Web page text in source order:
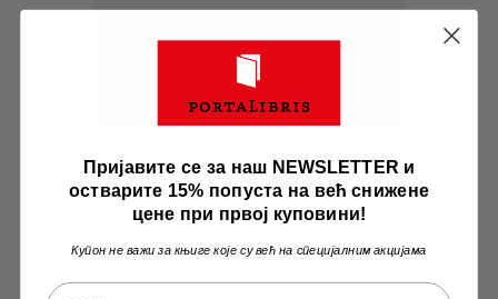
Испод Земље Или Моја Тамновања
Related Posts
Пријавите се за наш NEWSLETTER и
остварите 15% попуста на већ снижене
цене при првој куповини!
Купон не важи за књиге које су већ на специјалним акцијама